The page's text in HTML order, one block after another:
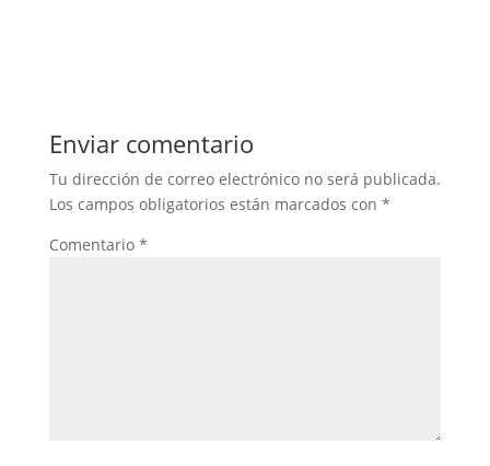
Enviar comentario
Tu dirección de correo electrónico no será publicada.
Los campos obligatorios están marcados con *
Comentario *